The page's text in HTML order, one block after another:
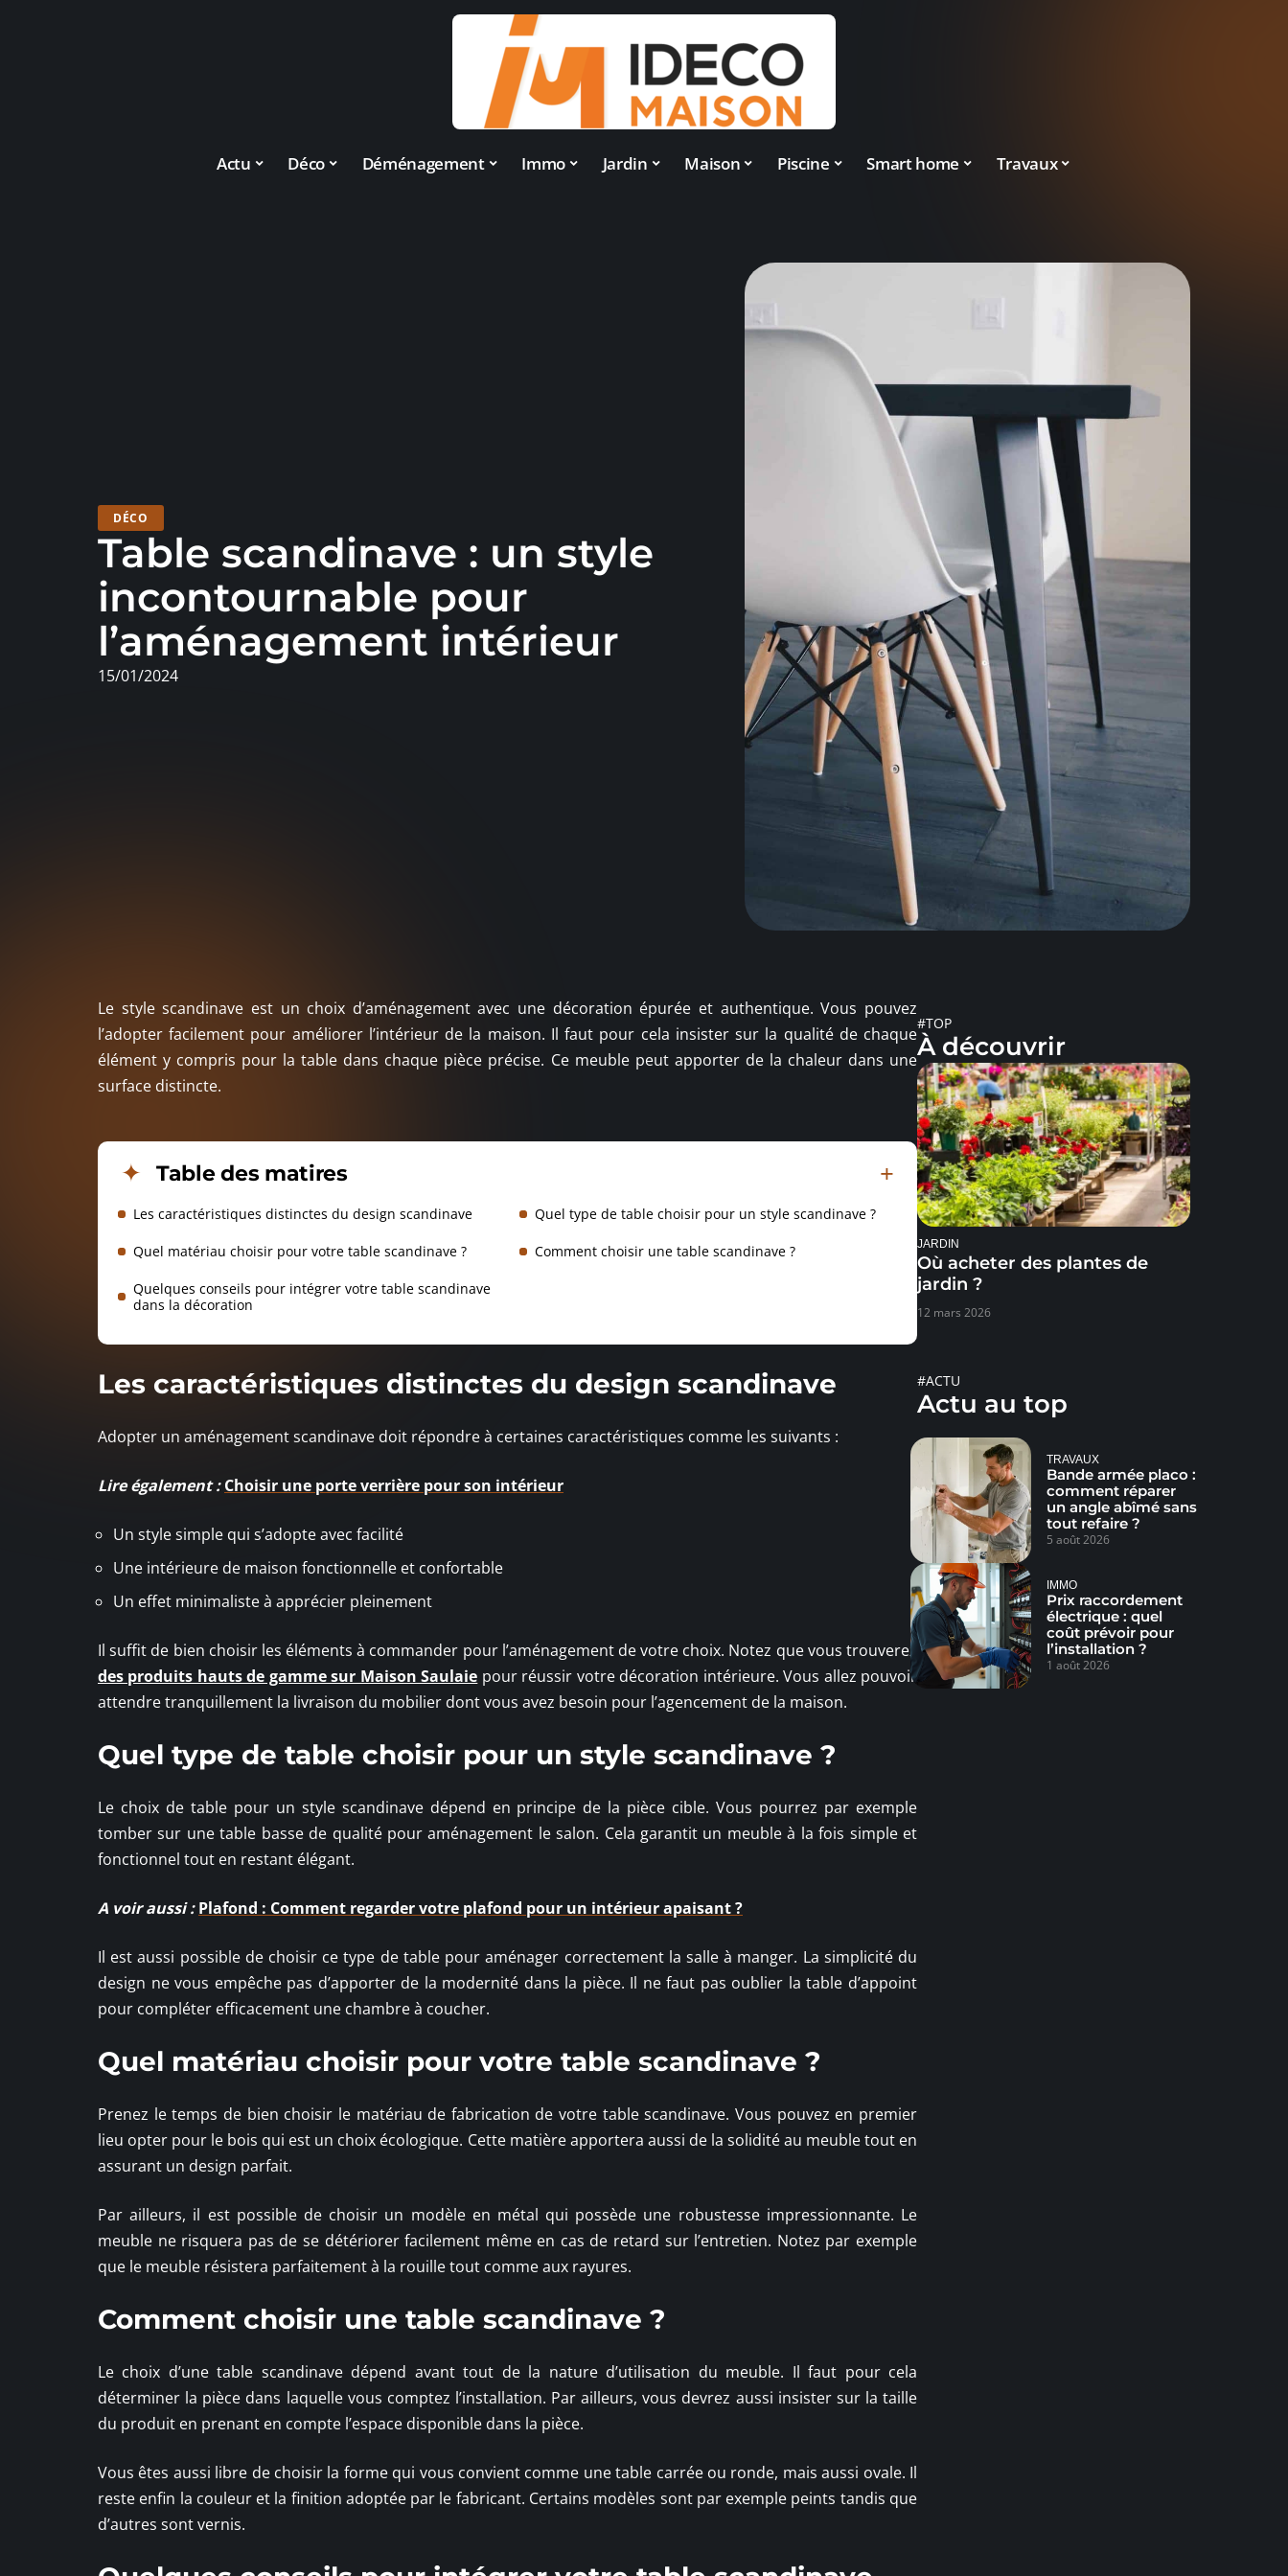
Actu Déco Déménagement Immo Jardin Maison Piscine Smart home Travaux
DÉCO
Table scandinave : un style
incontournable pour
l’aménagement intérieur
15/01/2024
Le style scandinave est un choix d’aménagement avec une décoration épurée et authentique. Vous pouvez
l’adopter facilement pour améliorer l’intérieur de la maison. Il faut pour cela insister sur la qualité de chaque
élément y compris pour la table dans chaque pièce précise. Ce meuble peut apporter de la chaleur dans une
surface distincte.
Table des matires
Les caractéristiques distinctes du design scandinave Quel type de table choisir pour un style scandinave ?
Quel matériau choisir pour votre table scandinave ? Comment choisir une table scandinave ?
Quelques conseils pour intégrer votre table scandinave
dans la décoration
Les caractéristiques distinctes du design scandinave
Adopter un aménagement scandinave doit répondre à certaines caractéristiques comme les suivants :
Lire également : Choisir une porte verrière pour son intérieur
Un style simple qui s’adopte avec facilité
Une intérieure de maison fonctionnelle et confortable
Un effet minimaliste à apprécier pleinement
Il suffit de bien choisir les éléments à commander pour l’aménagement de votre choix. Notez que vous trouverez
des produits hauts de gamme sur Maison Saulaie pour réussir votre décoration intérieure. Vous allez pouvoir
attendre tranquillement la livraison du mobilier dont vous avez besoin pour l’agencement de la maison.
Quel type de table choisir pour un style scandinave ?
Le choix de table pour un style scandinave dépend en principe de la pièce cible. Vous pourrez par exemple
tomber sur une table basse de qualité pour aménagement le salon. Cela garantit un meuble à la fois simple et
fonctionnel tout en restant élégant.
A voir aussi : Plafond : Comment regarder votre plafond pour un intérieur apaisant ?
Il est aussi possible de choisir ce type de table pour aménager correctement la salle à manger. La simplicité du
design ne vous empêche pas d’apporter de la modernité dans la pièce. Il ne faut pas oublier la table d’appoint
pour compléter efficacement une chambre à coucher.
Quel matériau choisir pour votre table scandinave ?
Prenez le temps de bien choisir le matériau de fabrication de votre table scandinave. Vous pouvez en premier
lieu opter pour le bois qui est un choix écologique. Cette matière apportera aussi de la solidité au meuble tout en
assurant un design parfait.
Par ailleurs, il est possible de choisir un modèle en métal qui possède une robustesse impressionnante. Le
meuble ne risquera pas de se détériorer facilement même en cas de retard sur l’entretien. Notez par exemple
que le meuble résistera parfaitement à la rouille tout comme aux rayures.
Comment choisir une table scandinave ?
Le choix d’une table scandinave dépend avant tout de la nature d’utilisation du meuble. Il faut pour cela
déterminer la pièce dans laquelle vous comptez l’installation. Par ailleurs, vous devrez aussi insister sur la taille
du produit en prenant en compte l’espace disponible dans la pièce.
Vous êtes aussi libre de choisir la forme qui vous convient comme une table carrée ou ronde, mais aussi ovale. Il
reste enfin la couleur et la finition adoptée par le fabricant. Certains modèles sont par exemple peints tandis que
d’autres sont vernis.
#TOP
À découvrir
JARDIN
Où acheter des plantes de
jardin ?
12 mars 2026
#ACTU
Actu au top
TRAVAUX
Bande armée placo :
comment réparer
un angle abîmé sans
tout refaire ?
5 août 2026
IMMO
Prix raccordement
électrique : quel
coût prévoir pour
l’installation ?
1 août 2026